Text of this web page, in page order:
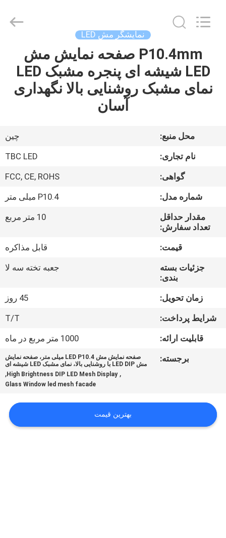
خانه
محصولات
دربارهی
کارخانه
تور
کنترل
اخبار
سیاست
حفظ
حریم
Creation
Limited.
نمایشگر مش LED
P10.4mm صفحه نمایش مش
LED شیشه ای پنجره مشبک LED
نمای مشبک روشنایی بالا نگهداری
آسان
محل منبع:
چین
نام تجاری:
TBC LED
گواهی:
FCC, CE, ROHS
شماره مدل:
P10.4 میلی متر
مقدار حداقل
تعداد سفارش:
10 متر مربع
قیمت:
قابل مذاکره
جزئیات بسته
بندی:
جعبه تخته سه لا
زمان تحویل:
45 روز
شرایط پرداخت:
T/T
قابلیت ارائه:
1000 متر مربع در ماه
برجسته:
صفحه نمایش مش LED P10.4 میلی متر، صفحه نمایش
مش LED DIP با روشنایی بالا، نمای مشبک LED شیشه ای
,
High Brightness DIP LED Mesh Display
,
Glass Window led mesh facade
بهترین قیمت